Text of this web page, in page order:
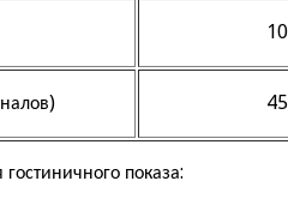
показа: